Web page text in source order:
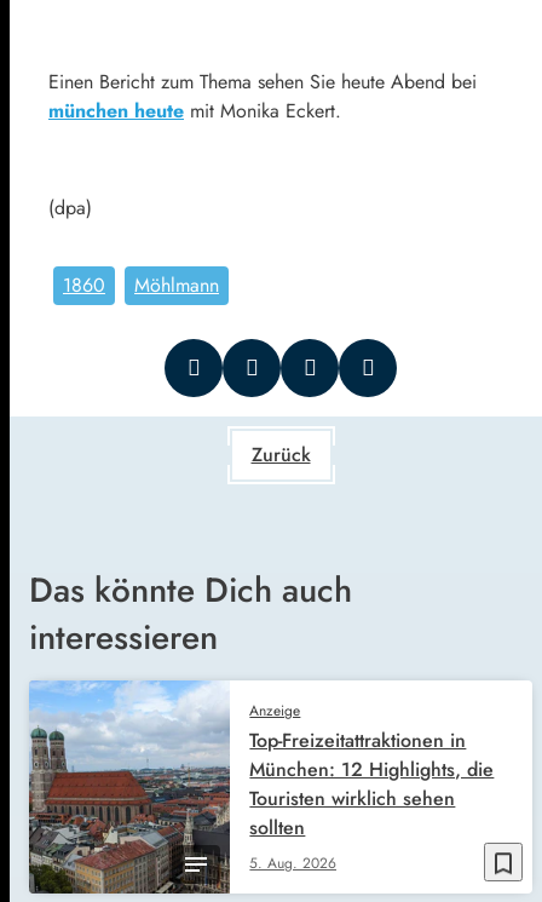
Einen Bericht zum Thema sehen Sie heute Abend bei
münchen heute mit Monika Eckert.
(dpa)
1860 Möhlmann
Zurück
Das könnte Dich auch
interessieren
bookmark_border
Anzeige
5. Aug. 2026
Top-Freizeitattraktionen in
München: 12 Highlights, die
Touristen wirklich sehen
sollten